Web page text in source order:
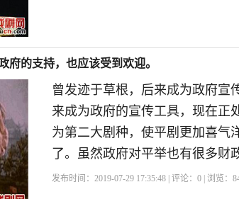
府的支持，也应该受到欢迎。
曾发迹于草根，后来成为政府宣
来成为政府的宣传工具，现在正
为第二大剧种，使平剧更加喜气
了。虽然政府对平举也有很多财
发布时间：2019-07-29 17:35:48 | 评论：0 | 浏览：